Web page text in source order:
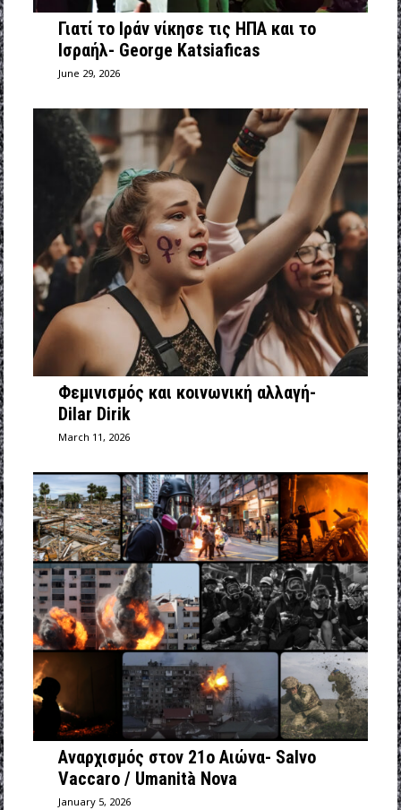
Γιατί το Ιράν νίκησε τις ΗΠΑ και το
Ισραήλ- George Katsiaficas
June 29, 2026
Φεμινισμός και κοινωνική αλλαγή-
Dilar Dirik
March 11, 2026
Αναρχισμός στον 21ο Αιώνα- Salvo
Vaccaro / Umanità Nova
January 5, 2026